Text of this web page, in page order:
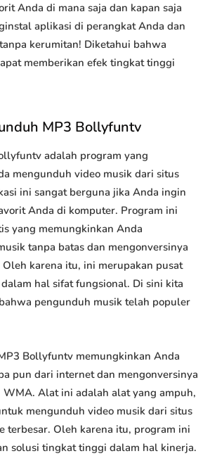
Anda di mana saja dan kapan saja
aplikasi di perangkat Anda dan
kerumitan! Diketahui bahwa
memberikan efek tingkat tinggi
MP3 Bollyfuntv
adalah program yang
mengunduh video musik dari situs
ini sangat berguna jika Anda ingin
Anda di komputer. Program ini
yang memungkinkan Anda
tanpa batas dan mengonversinya
karena itu, ini merupakan pusat
hal sifat fungsional. Di sini kita
pengunduh musik telah populer
Bollyfuntv memungkinkan Anda
pun dari internet dan mengonversinya
WMA. Alat ini adalah alat yang ampuh,
mengunduh video musik dari situs
terbesar. Oleh karena itu, program ini
solusi tingkat tinggi dalam hal kinerja.